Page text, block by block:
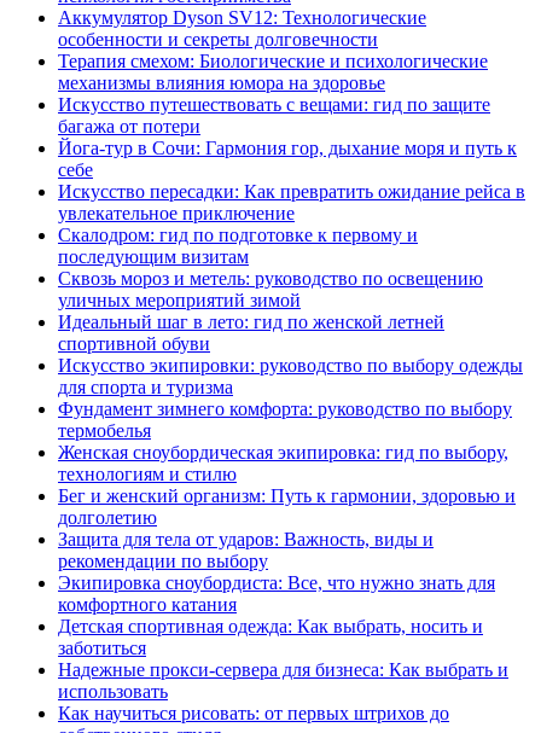
Аккумулятор Dyson SV12: Технологические
особенности и секреты долговечности
Терапия смехом: Биологические и психологические
механизмы влияния юмора на здоровье
Искусство путешествовать с вещами: гид по защите
багажа от потери
Йога-тур в Сочи: Гармония гор, дыхание моря и путь к
себе
Искусство пересадки: Как превратить ожидание рейса в
увлекательное приключение
Скалодром: гид по подготовке к первому и
последующим визитам
Сквозь мороз и метель: руководство по освещению
уличных мероприятий зимой
Идеальный шаг в лето: гид по женской летней
спортивной обуви
Искусство экипировки: руководство по выбору одежды
для спорта и туризма
Фундамент зимнего комфорта: руководство по выбору
термобелья
Женская сноубордическая экипировка: гид по выбору,
технологиям и стилю
Бег и женский организм: Путь к гармонии, здоровью и
долголетию
Защита для тела от ударов: Важность, виды и
рекомендации по выбору
Экипировка сноубордиста: Все, что нужно знать для
комфортного катания
Детская спортивная одежда: Как выбрать, носить и
заботиться
Надежные прокси-сервера для бизнеса: Как выбрать и
использовать
Как научиться рисовать: от первых штрихов до